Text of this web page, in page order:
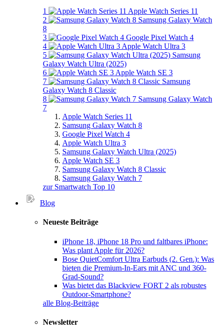
1
Apple Watch Series 11
2
Samsung Galaxy Watch
8
3
Google Pixel Watch 4
4
Apple Watch Ultra 3
5
Samsung
Galaxy Watch Ultra (2025)
6
Apple Watch SE 3
7
Samsung
Galaxy Watch 8 Classic
8
Samsung Galaxy Watch
7
Apple Watch Series 11
Samsung Galaxy Watch 8
Google Pixel Watch 4
Apple Watch Ultra 3
Samsung Galaxy Watch Ultra (2025)
Apple Watch SE 3
Samsung Galaxy Watch 8 Classic
Samsung Galaxy Watch 7
zur Smartwatch Top 10
Blog
Neueste Beiträge
iPhone 18, iPhone 18 Pro und faltbares iPhone:
Was plant Apple für 2026?
Bose QuietComfort Ultra Earbuds (2. Gen.): Was
bieten die Premium-In-Ears mit ANC und 360-
Grad-Sound?
Was bietet das Blackview FORT 2 als robustes
Outdoor-Smartphone?
alle Blog-Beiträge
Newsletter